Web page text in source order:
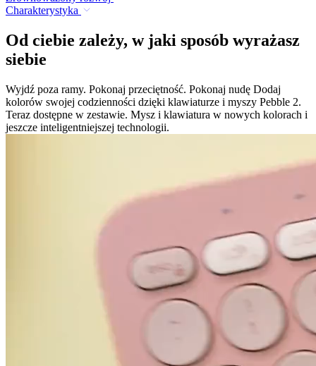
Charakterystyka
Od ciebie zależy, w jaki sposób wyrażasz
siebie
Wyjdź poza ramy. Pokonaj przeciętność. Pokonaj nudę Dodaj
kolorów swojej codzienności dzięki klawiaturze i myszy Pebble 2.
Teraz dostępne w zestawie. Mysz i klawiatura w nowych kolorach i
jeszcze inteligentniejszej technologii.